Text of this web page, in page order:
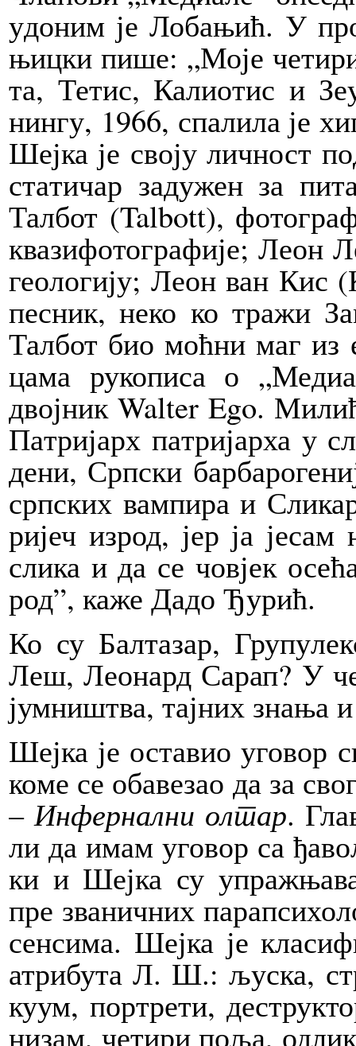
у­до­ним је Ло­ба­њић. У
њиц­ки пи­ше: „Мо­је
та, Те­тис, Ка­ли­о­тис и
нин­гу, 1966, спа­ли­ла је
Шеј­ка је сво­ју лич­ност
ста­ти­чар за­ду­жен за
Тал­бот (Tal­bott),
ква­зи­фо­то­гра­фи­је; Ле­он
ге­о­ло­ги­ју; Ле­он ван Кис
пе­сник, не­ко ко тра­жи
Тал­бот био моћ­ни маг
ца­ма ру­ко­пи­са о
двој­ник Wal­ter Ego.
Па­три­јарх па­три­јар­ха у
де­ни, Срп­ски
срп­ских вам­пи­ра и
ри­јеч из­род, јер ја
сли­ка и да се чо­вјек
род”, ка­же Да­до Ђу­рић.
Ко су Бал­та­зар,
Леш, Ле­о­нард Са­рап? У
јум­ни­штва, тај­них зна­ња
Шеј­ка је оста­вио уго­вор
ко­ме се оба­ве­зао да за
–Ин­фер­нал­ни ол­тар.
ли да имам уго­вор са
ки и Шеј­ка су
пре зва­нич­них
сен­си­ма. Шеј­ка је
атри­бу­та Л. Ш.: љу­ска,
ку­ум, пор­тре­ти,
ни­зам, че­ти­ри по­ља,